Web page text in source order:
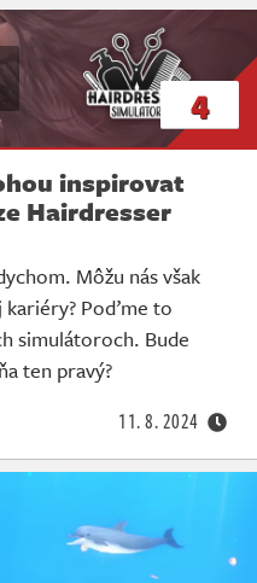
4
inspirovat
Hairdresser
Môžu nás však
Poďme to
simulátoroch. Bude
ten pravý?
11. 8. 2024